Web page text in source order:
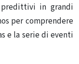
in ​​grandi
per comprendere
e la serie di eventi